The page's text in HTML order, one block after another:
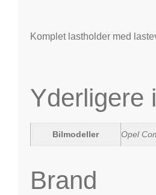
Komplet lastholder med
Yderligere
Bilmodeller Opel
Brand